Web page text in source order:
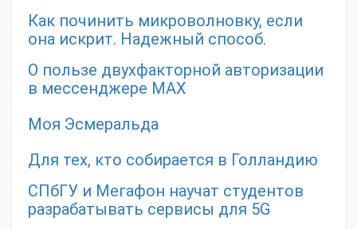
Как починить микроволновку, если
она искрит. Надежный способ.
О пользе двухфакторной авторизации
в мессенджере MAX
Моя Эсмеральда
Для тех, кто собирается в Голландию
СПбГУ и Мегафон научат студентов
разрабатывать сервисы для 5G